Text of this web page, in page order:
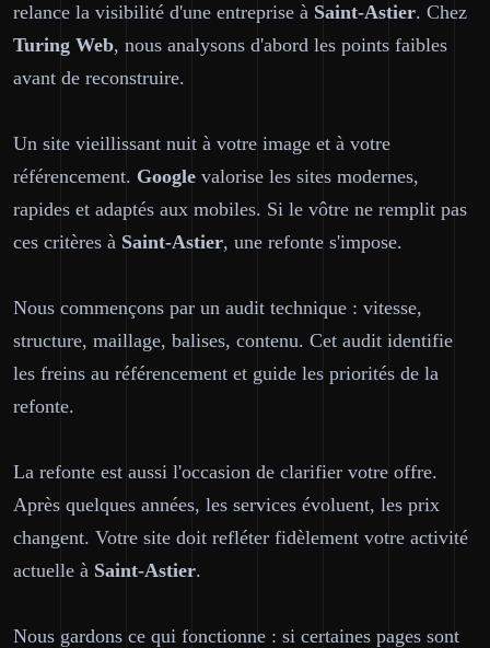
relance la visibilité d'une entreprise à Saint-Astier. Chez
Turing Web, nous analysons d'abord les points faibles
avant de reconstruire.
Un site vieillissant nuit à votre image et à votre
référencement. Google valorise les sites modernes,
rapides et adaptés aux mobiles. Si le vôtre ne remplit pas
ces critères à Saint-Astier, une refonte s'impose.
Nous commençons par un audit technique : vitesse,
structure, maillage, balises, contenu. Cet audit identifie
les freins au référencement et guide les priorités de la
refonte.
La refonte est aussi l'occasion de clarifier votre offre.
Après quelques années, les services évoluent, les prix
changent. Votre site doit refléter fidèlement votre activité
actuelle à Saint-Astier.
Nous gardons ce qui fonctionne : si certaines pages sont